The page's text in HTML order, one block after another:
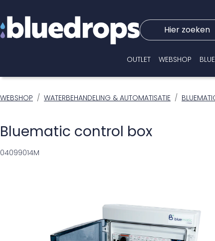
Hier zoeken
OUTLET WEBSHOP
WEBSHOP WATERBEHANDELING & AUTOMATISATIE
Bluematic control box
04099014M